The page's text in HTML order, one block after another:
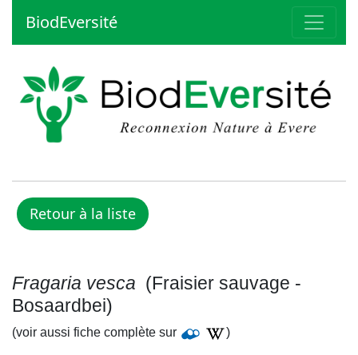
BiodEversité
Fragaria vesca (Fraisier sauvage -
Bosaardbei)
(voir aussi fiche complète sur )